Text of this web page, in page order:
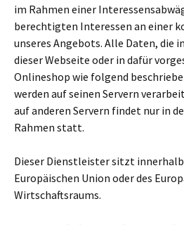
im Rahmen einer
berechtigten Interessen an einer
unseres Angebots. Alle Daten, die
dieser Webseite oder in dafür
Onlineshop wie folgend
werden auf seinen Servern
auf anderen Servern findet nur in
Rahmen statt.
Dieser Dienstleister sitzt innerhalb
Europäischen Union oder des
Wirtschaftsraums.